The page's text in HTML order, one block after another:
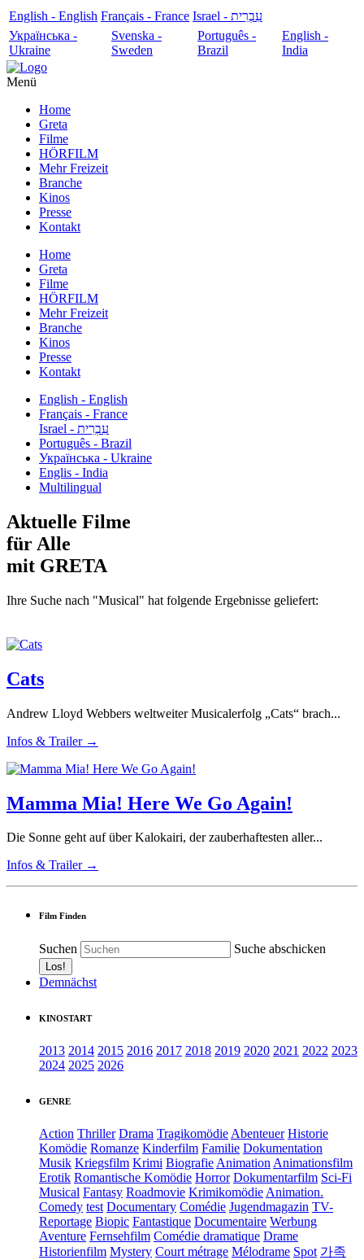
English - English Français - France
עִבְרִית - Israel
Українська -
Ukraine
Svenska -
Sweden
Português -
Brazil
English -
India
Menü
Home
Greta
Filme
HÖRFILM
Mehr Freizeit
Branche
Kinos
Presse
Kontakt
Home
Greta
Filme
HÖRFILM
Mehr Freizeit
Branche
Kinos
Presse
Kontakt
English - English
Français - France
עִבְרִית - Israel
Português - Brazil
Українська - Ukraine
Englis - India
Multilingual
Aktuelle Filme
für Alle
mit GRETA
Ihre Suche nach "Musical" hat folgende Ergebnisse geliefert:
Cats
Andrew Lloyd Webbers weltweiter Musicalerfolg „Cats“ brach...
Infos & Trailer →
Mamma Mia! Here We Go Again!
Die Sonne geht auf über Kalokairi, der zauberhaftesten aller...
Infos & Trailer →
Film Finden
Suchen Suche abschicken
Demnächst
KINOSTART
2013 2014 2015 2016 2017 2018 2019 2020 2021 2022 2023
2024 2025 2026
GENRE
Action Thriller Drama Tragikomödie Abenteuer Historie
Komödie Romanze Kinderfilm Familie Dokumentation
Musik Kriegsfilm Krimi Biografie Animation Animationsfilm
Erotik Romantische Komödie Horror Dokumentarfilm Sci-Fi
Musical Fantasy Roadmovie Krimikomödie Animation.
Comedy test Documentary Comédie Jugendmagazin TV-
Reportage Biopic Fantastique Documentaire Werbung
Aventure Fernsehfilm Comédie dramatique Drame
Historienfilm Mystery Court métrage Mélodrame Spot 가족